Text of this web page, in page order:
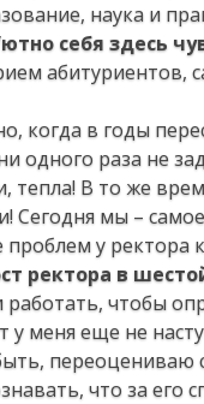
наука и
себя здесь
абитуриентов,
когда в годы
одного раза не
В то же
Сегодня мы –
проблем у
ректора в
чтобы
у меня еще не
что за его